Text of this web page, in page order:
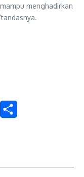
menghadirkan